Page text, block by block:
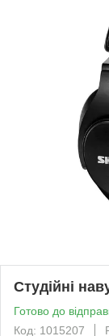
Студійні
Готово до
Код: 1015207